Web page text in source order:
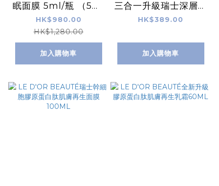
眠面膜 5ml/瓶 （5瓶/
盒）
HK$980.00
HK$1,280.00
加入購物車
三合一升級瑞士深層潔
面, 消毒, 爽膚泡泡
HK$389.00
加入購物車